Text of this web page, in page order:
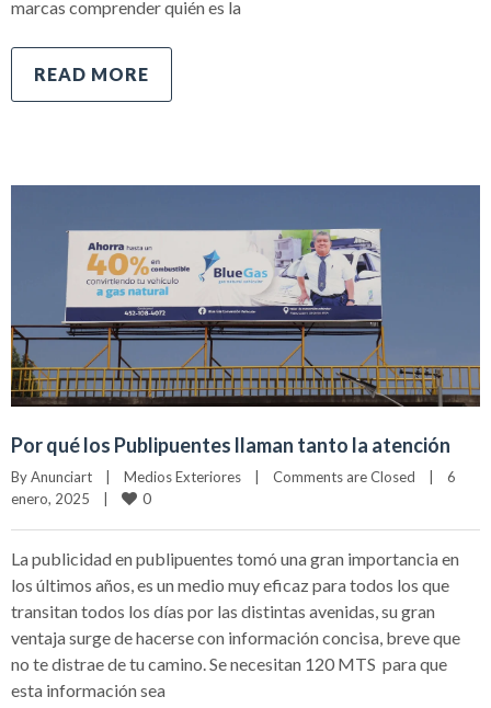
marcas comprender quién es la
READ MORE
Por qué los Publipuentes llaman tanto la atención
By Anunciart | Medios Exteriores | Comments are Closed |
6
enero, 2025 | 0
La publicidad en publipuentes tomó una gran importancia en
los últimos años, es un medio muy eficaz para todos los que
transitan todos los días por las distintas avenidas, su gran
ventaja surge de hacerse con información concisa, breve que
no te distrae de tu camino. Se necesitan 120 MTS para que
esta información sea